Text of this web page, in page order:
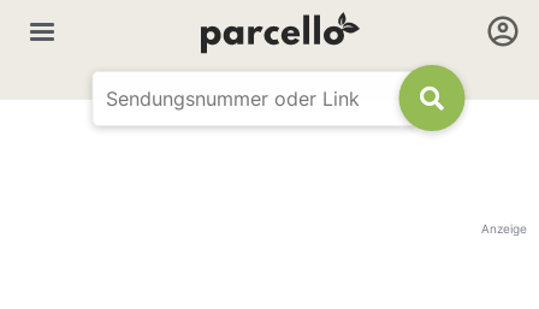
Anzeige